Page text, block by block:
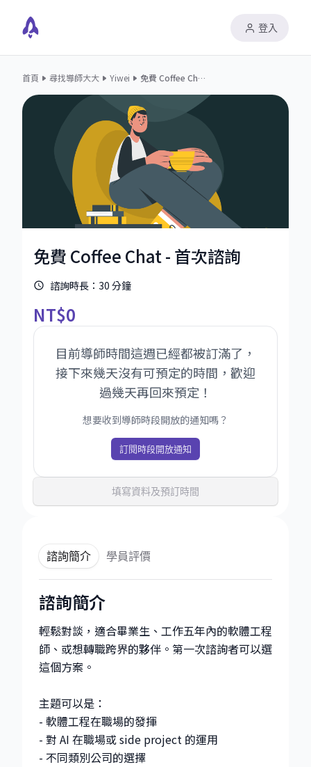
登入
首頁 尋找導師大大 Yiwei 免費 Coffee Chat - 首次諮詢
免費 Coffee Chat - 首次諮詢
諮詢時長： 30 分鐘
NT$0
目前導師時間這週已經都被訂滿了，
接下來幾天沒有可預定的時間，歡迎
過幾天再回來預定！
想要收到導師時段開放的通知嗎？
訂閱時段開放通知
填寫資料及預訂時間
諮詢簡介 學員評價
諮詢簡介
輕鬆對談，適合畢業生、工作五年內的軟體工程
師、或想轉職跨界的夥伴。第一次諮詢者可以選
這個方案。
主題可以是：
- 軟體工程在職場的發揮
- 對 AI 在職場或 side project 的運用
- 不同類別公司的選擇